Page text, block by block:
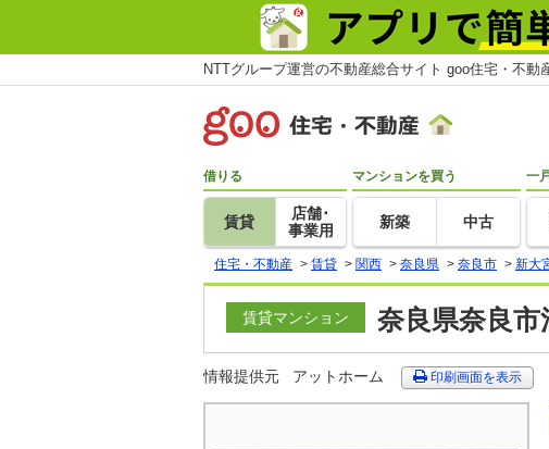
NTTグループ運営の不動産総合サイト goo住宅・不動
借りる
賃貸
店舗･
事業用
マンションを買う
新築 中古
一
住宅・不動産 > 賃貸 > 関西 > 奈良県 > 奈良市 > 新大
賃貸マンション 奈良県奈良
情報提供元 アットホーム 印刷画面を表示